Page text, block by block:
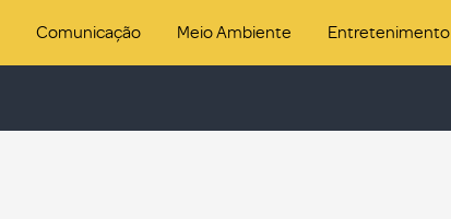
Comunicação Meio Ambiente Entretenimento